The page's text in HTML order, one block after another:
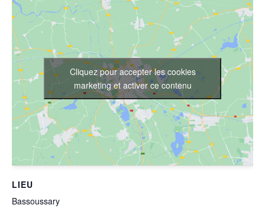
LIEU
Bassoussary
Cliquez pour accepter les cookies
marketing et activer ce contenu